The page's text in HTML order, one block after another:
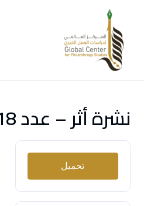
المحتوى
نشرة أثر – عدد 18
تحميل